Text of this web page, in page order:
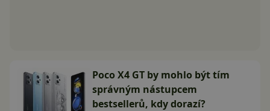
Poco X4 GT by mohlo být tím
správným nástupcem
bestsellerů, kdy dorazí?